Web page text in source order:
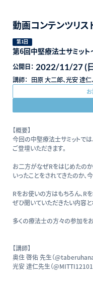
動画コンテンツリス
第1回
第6回中堅療法士サミッ
公開日： 2022/11/27 (
講師： 田原 大二郎、光安 達仁
【概要】
今回の中堅療法士サミットで
ご登壇いただきます。
お二方がなぜRをはじめたのか
いったことをされてきたのか、
Rをお使いの方はもちろん、R
ぜひ聞いていただきたい内容と
多くの療法士の方々の参加をお
【講師】
奥住 啓佑 先生（
光安 達仁先生（@MITTI12101